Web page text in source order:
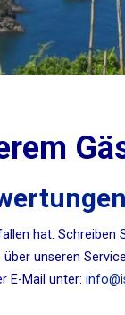
hat. Schreiben
unseren
E-Mail unter: